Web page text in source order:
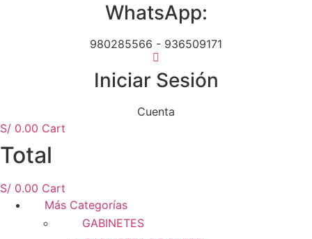
WhatsApp:
980285566 - 936509171
Iniciar Sesión
Cuenta
S/ 0.00 Cart
Total
S/ 0.00 Cart
Más Categorías
GABINETES